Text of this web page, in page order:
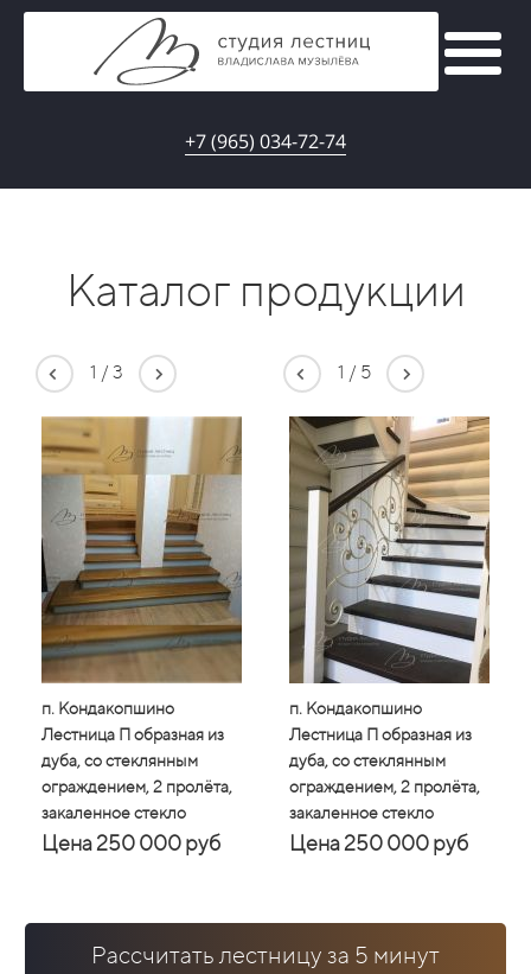
+7 (965) 034-72-74
Каталог продукции
1 / 3
п. Кондакопшино
Лестница П образная из
дуба, со стеклянным
ограждением, 2 пролёта,
закаленное стекло
Цена 250 000 руб
п. Кондакопшино
Лестница П образная из
дуба, со стеклянным
ограждением, 2 пролёта,
закаленное стекло
Цена 250 000 руб Цена
1 / 5
п. Кондакопшино
Лестница П образная из
дуба, со стеклянным
ограждением, 2 пролёта,
закаленное стекло
Цена 250 000 руб
Рассчитать лестницу за 5 минут